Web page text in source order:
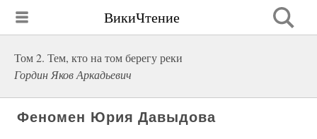
ВикиЧтение
Том 2. Тем, кто на том берегу реки
Гордин Яков Аркадьевич
Феномен Юрия Давыдова